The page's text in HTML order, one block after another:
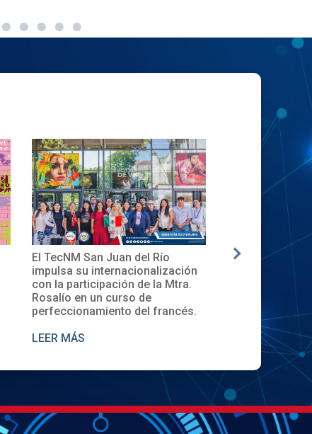
El TecNM San Juan del Río
impulsa su internacionalización
con la participación de la Mtra.
Rosalío en un curso de
perfeccionamiento del francés.
LEER MÁS
✨🎓Toma de